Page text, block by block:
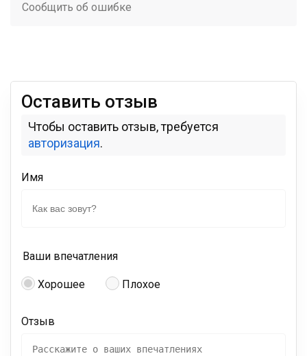
Сообщить об ошибке
Оставить отзыв
Чтобы оставить отзыв, требуется
авторизация.
Имя
Ваши впечатления
Хорошее Плохое
Отзыв